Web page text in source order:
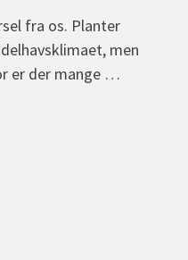
fra os. Planter
men
er der mange …